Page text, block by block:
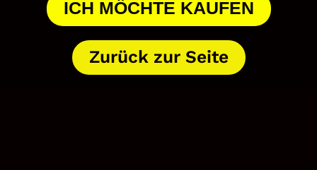
ICH MÖCHTE KAUFEN
Zurück zur Seite